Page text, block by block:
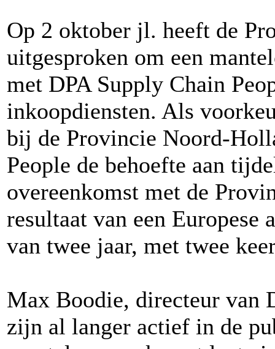
Op 2 oktober jl. heeft de
uitgesproken om een
met DPA Supply Chain
inkoopdiensten. Als
bij de Provincie Noord-
People de behoefte aan
overeenkomst met de
resultaat van een Europese
van twee jaar, met twee
Max Boodie, directeur van
zijn al langer actief in de